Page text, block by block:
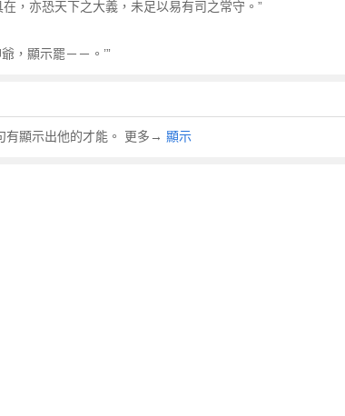
，亦恐天下之大義，未足以易有司之常守。”
，顯示罷－－。’”
有顯示出他的才能。 更多→ 顯示